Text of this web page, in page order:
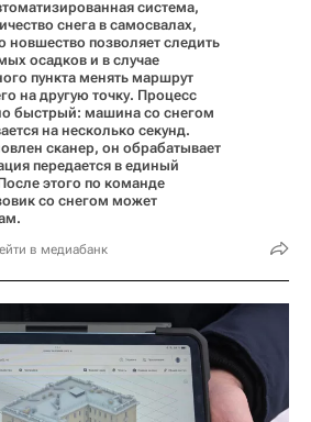
система,
снега в самосвалах,
позволяет следить
осадков и в случае
пункта менять маршрут
на другую точку. Процесс
быстрый: машина со снегом
на несколько секунд.
сканер, он обрабатывает
передается в единый
этого по команде
со снегом может
в медиабанк